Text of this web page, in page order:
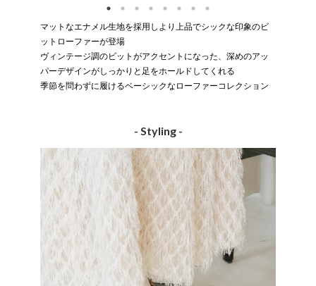
マットなエナメル生地を採用しより上品でシックな印象のビ
ットローファーが登場
ヴィンテージ調のビットがアクセントになった、深めのアッ
パーデザインがしっかりと足をホールドしてくれる
季節を問わずに履けるベーシックなローファーコレクション
- Styling -